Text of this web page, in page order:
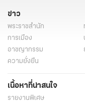
ข่าว
พระราชสำนัก
การเมือง
อาชญากรรม
ความยั่งยืน
เนื้อหาที่น่าสนใจ
รายงานพิเศษ